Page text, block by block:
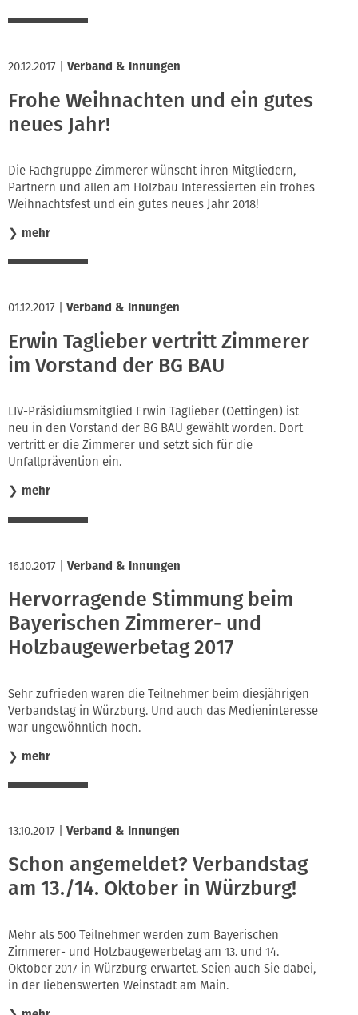
20.12.2017 Verband & Innungen
Frohe Weihnachten und ein gutes
neues Jahr!
Die Fachgruppe Zimmerer wünscht ihren Mitgliedern,
Partnern und allen am Holzbau Interessierten ein frohes
Weihnachtsfest und ein gutes neues Jahr 2018!
❯ mehr
01.12.2017 Verband & Innungen
Erwin Taglieber vertritt Zimmerer
im Vorstand der BG BAU
LIV-Präsidiumsmitglied Erwin Taglieber (Oettingen) ist
neu in den Vorstand der BG BAU gewählt worden. Dort
vertritt er die Zimmerer und setzt sich für die
Unfallprävention ein.
❯ mehr
16.10.2017 Verband & Innungen
Hervorragende Stimmung beim
Bayerischen Zimmerer- und
Holzbaugewerbetag 2017
Sehr zufrieden waren die Teilnehmer beim diesjährigen
Verbandstag in Würzburg. Und auch das Medieninteresse
war ungewöhnlich hoch.
❯ mehr
13.10.2017 Verband & Innungen
Schon angemeldet? Verbandstag
am 13./14. Oktober in Würzburg!
Mehr als 500 Teilnehmer werden zum Bayerischen
Zimmerer- und Holzbaugewerbetag am 13. und 14.
Oktober 2017 in Würzburg erwartet. Seien auch Sie dabei,
in der liebenswerten Weinstadt am Main.